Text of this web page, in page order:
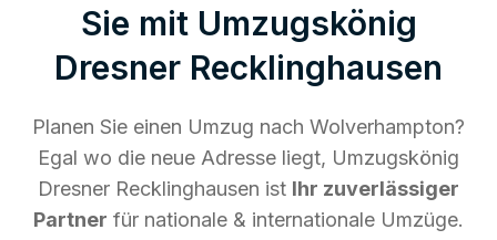
Sie mit Umzugskönig
Dresner Recklinghausen
Planen Sie einen Umzug nach Wolverhampton?
Egal wo die neue Adresse liegt, Umzugskönig
Dresner Recklinghausen ist Ihr zuverlässiger
Partner für nationale & internationale Umzüge.